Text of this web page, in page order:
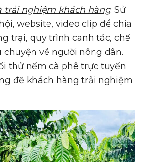
trải nghiệm khách hàng: Sử
website, video clip để chia
trại, quy trình canh tác, chế
chuyện về người nông dân.
thử nếm cà phê trực tuyến
để khách hàng trải nghiệm